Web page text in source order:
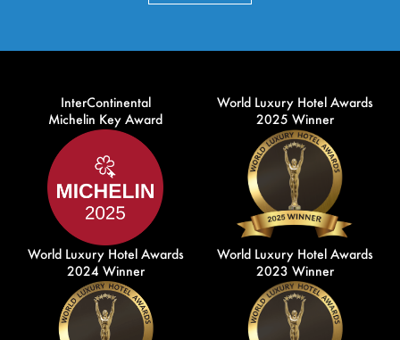
InterContinental
Michelin Key Award
World Luxury Hotel Awards
2025 Winner
World Luxury Hotel Awards
2024 Winner
World Luxury Hotel Awards
2023 Winner